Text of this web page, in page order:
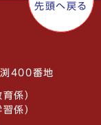
先頭へ戻る
400番地
係）
係）